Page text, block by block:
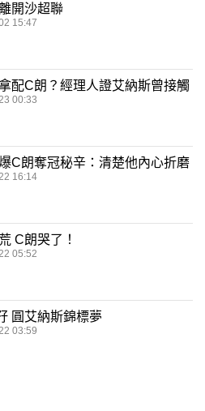
開沙超聯
15:47
配C朗？經理人證艾納斯曾接觸
00:33
C朗奪冠秘辛：清楚他內心折磨
16:14
C朗哭了！
05:52
圓艾納斯錦標夢
03:59